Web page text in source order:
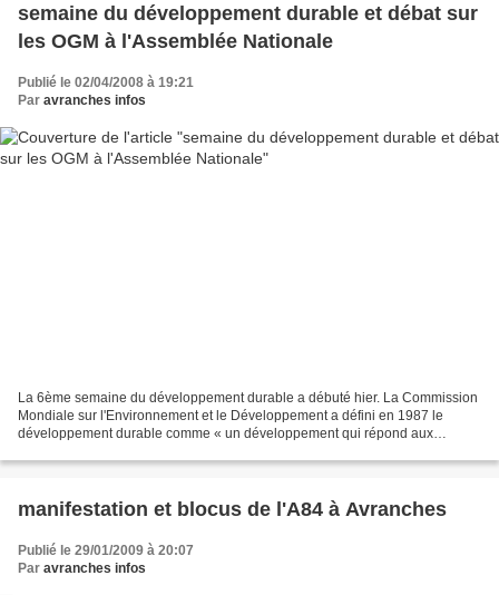
semaine du développement durable et débat sur
les OGM à l'Assemblée Nationale
Publié le 02/04/2008 à 19:21
Par avranches infos
La 6ème semaine du développement durable a débuté hier. La Commission
Mondiale sur l'Environnement et le Développement a défini en 1987 le
développement durable comme « un développement qui répond aux
manifestation et blocus de l'A84 à Avranches
Publié le 29/01/2009 à 20:07
Par avranches infos